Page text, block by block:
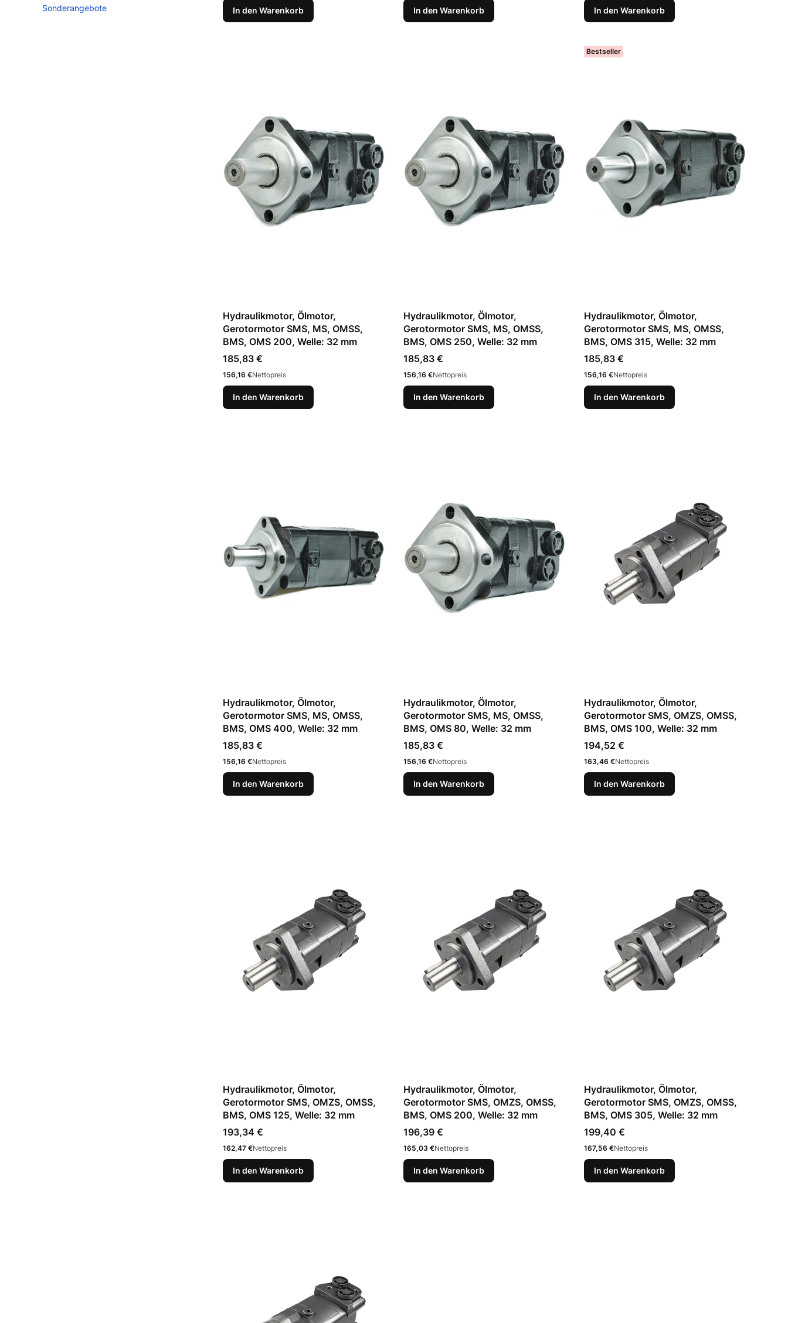
Sonderangebote
In den Warenkorb In den Warenkorb In den Warenkorb
Hydraulikmotor, Ölmotor,
Gerotormotor SMS, MS, OMSS,
BMS, OMS 200, Welle: 32 mm
Preis
185,83 €
Preis
156,16 €Nettopreis
In den Warenkorb
Hydraulikmotor, Ölmotor,
Gerotormotor SMS, MS, OMSS,
BMS, OMS 250, Welle: 32 mm
Preis
185,83 €
Preis
156,16 €Nettopreis
In den Warenkorb
Bestseller
Hydraulikmotor, Ölmotor,
Gerotormotor SMS, MS, OMSS,
BMS, OMS 315, Welle: 32 mm
Preis
185,83 €
Preis
156,16 €Nettopreis
In den Warenkorb
Hydraulikmotor, Ölmotor,
Gerotormotor SMS, MS, OMSS,
BMS, OMS 400, Welle: 32 mm
Preis
185,83 €
Preis
156,16 €Nettopreis
In den Warenkorb
Hydraulikmotor, Ölmotor,
Gerotormotor SMS, MS, OMSS,
BMS, OMS 80, Welle: 32 mm
Preis
185,83 €
Preis
156,16 €Nettopreis
In den Warenkorb
Hydraulikmotor, Ölmotor,
Gerotormotor SMS, OMZS, OMSS,
BMS, OMS 100, Welle: 32 mm
Preis
194,52 €
Preis
163,46 €Nettopreis
In den Warenkorb
Hydraulikmotor, Ölmotor,
Gerotormotor SMS, OMZS, OMSS,
BMS, OMS 125, Welle: 32 mm
Preis
193,34 €
Preis
162,47 €Nettopreis
In den Warenkorb
Hydraulikmotor, Ölmotor,
Gerotormotor SMS, OMZS, OMSS,
BMS, OMS 200, Welle: 32 mm
Preis
196,39 €
Preis
165,03 €Nettopreis
In den Warenkorb
Hydraulikmotor, Ölmotor,
Gerotormotor SMS, OMZS, OMSS,
BMS, OMS 305, Welle: 32 mm
Preis
199,40 €
Preis
167,56 €Nettopreis
In den Warenkorb